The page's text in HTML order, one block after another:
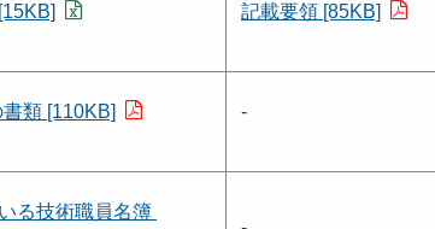
記載要領 [85KB]
類 [110KB] -
る技術職員名簿